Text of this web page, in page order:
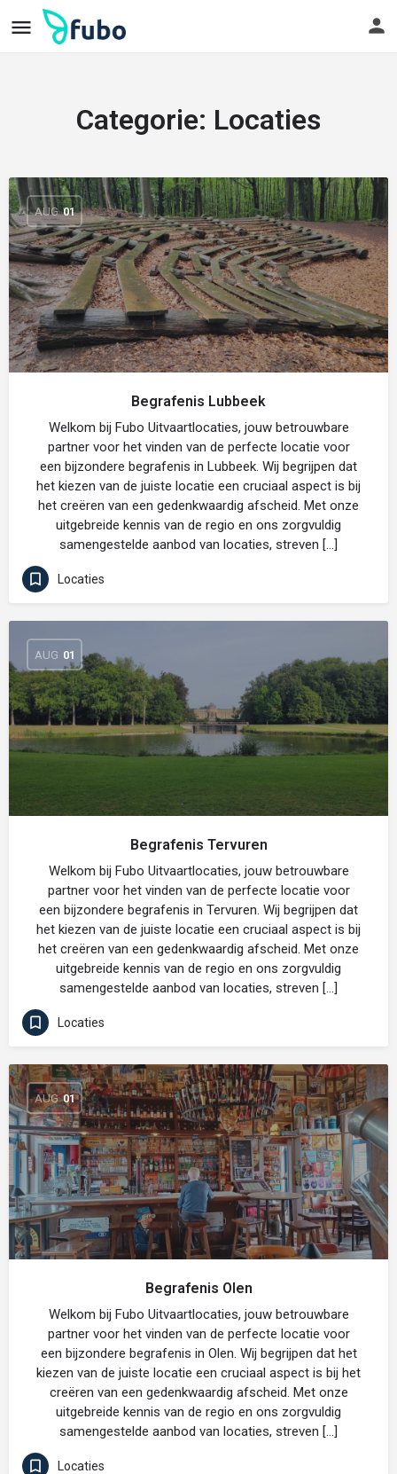
Categorie: Locaties
AUG 01
Begrafenis Lubbeek
Welkom bij Fubo Uitvaartlocaties, jouw betrouwbare
partner voor het vinden van de perfecte locatie voor
een bijzondere begrafenis in Lubbeek. Wij begrijpen dat
het kiezen van de juiste locatie een cruciaal aspect is bij
het creëren van een gedenkwaardig afscheid. Met onze
uitgebreide kennis van de regio en ons zorgvuldig
samengestelde aanbod van locaties, streven […]
Locaties
AUG 01
Begrafenis Tervuren
Welkom bij Fubo Uitvaartlocaties, jouw betrouwbare
partner voor het vinden van de perfecte locatie voor
een bijzondere begrafenis in Tervuren. Wij begrijpen dat
het kiezen van de juiste locatie een cruciaal aspect is bij
het creëren van een gedenkwaardig afscheid. Met onze
uitgebreide kennis van de regio en ons zorgvuldig
samengestelde aanbod van locaties, streven […]
Locaties
AUG 01
Begrafenis Olen
Welkom bij Fubo Uitvaartlocaties, jouw betrouwbare
partner voor het vinden van de perfecte locatie voor
een bijzondere begrafenis in Olen. Wij begrijpen dat het
kiezen van de juiste locatie een cruciaal aspect is bij het
creëren van een gedenkwaardig afscheid. Met onze
uitgebreide kennis van de regio en ons zorgvuldig
samengestelde aanbod van locaties, streven […]
Locaties